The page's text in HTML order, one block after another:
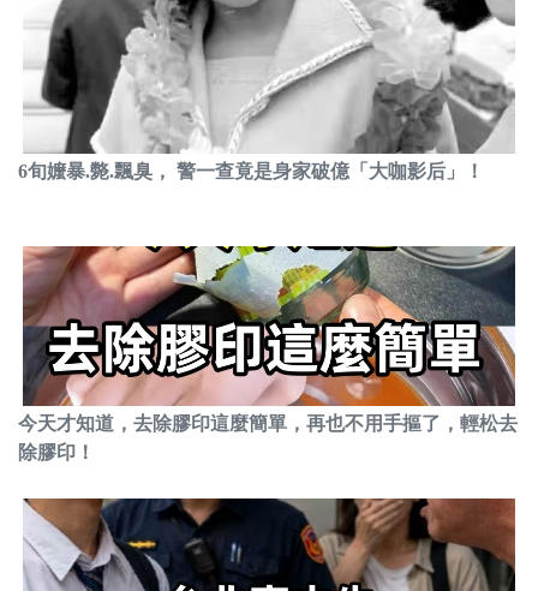
6旬嬤暴.斃.飄臭， 警一查竟是身家破億「大咖影后」！
今天才知道，去除膠印這麼簡單，再也不用手摳了，輕松去
除膠印！